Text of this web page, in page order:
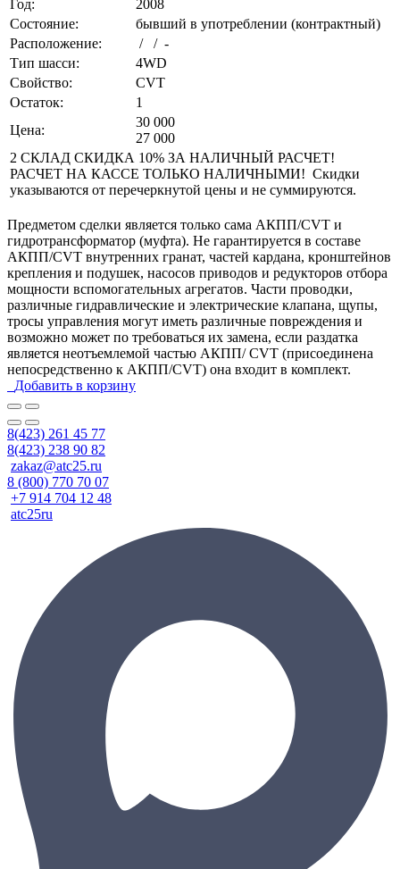
Год:
2008
Состояние:
бывший в употреблении (контрактный)
Расположение:
/ / -
Тип шасси:
4WD
Свойство:
CVT
Остаток:
1
Цена:
30 000
27 000
2 СКЛАД СКИДКА 10% ЗА НАЛИЧНЫЙ РАСЧЕТ!
РАСЧЕТ НА КАССЕ ТОЛЬКО НАЛИЧНЫМИ! Скидки
указываются от перечеркнутой цены и не суммируются.
Предметом сделки является только сама АКПП/CVT и
гидротрансформатор (муфта). Не гарантируется в составе
АКПП/CVT внутренних гранат, частей кардана, кронштейнов
крепления и подушек, насосов приводов и редукторов отбора
мощности вспомогательных агрегатов. Части проводки,
различные гидравлические и электрические клапана, щупы,
тросы управления могут иметь различные повреждения и
возможно может по требоваться их замена, если раздатка
является неотъемлемой частью АКПП/ CVT (присоединена
непосредственно к АКПП/CVT) она входит в комплект.
Добавить в корзину
8(423) 261 45 77
8(423) 238 90 82
zakaz@atc25.ru
8 (800) 770 70 07
+7 914 704 12 48
atc25ru